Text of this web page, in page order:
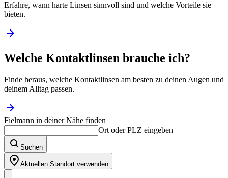
Erfahre, wann harte Linsen sinnvoll sind und welche Vorteile sie
bieten.
Welche Kontaktlinsen brauche ich?
Finde heraus, welche Kontaktlinsen am besten zu deinen Augen und
deinem Alltag passen.
Fielmann in deiner Nähe finden
Ort oder PLZ eingeben
Suchen
Aktuellen Standort verwenden